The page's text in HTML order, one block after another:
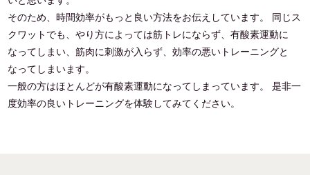
そのため、時間効率がもっと良い方法をお伝えしています。 同じス
クワットでも、やり方によっては筋トレにならず、有酸素運動に
なってしまい、筋肉に刺激が入らず、効率の悪いトレーニングと
なってしまいます。
一般の方はほとんどが有酸素運動になってしまっています。 是非一
度効率の良いトレーニングを体験してみてください。